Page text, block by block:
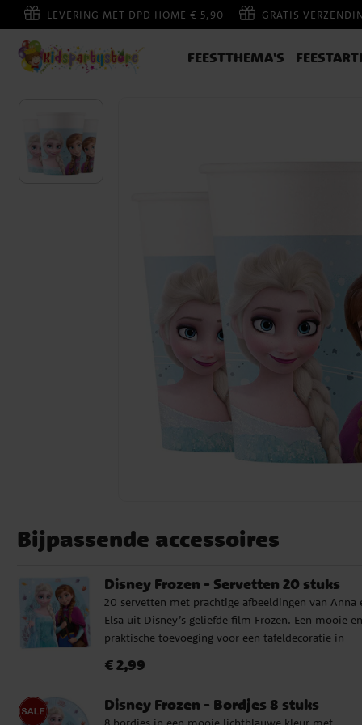
LEVERING MET DPD HOME € 5,90 GRATIS
FEESTTHEMA'S
Bijpassende accessoires
Disney Frozen - Servetten 20 stuks
20 servetten met prachtige afbeeldingen van Anna
Elsa uit Disney’s geliefde film Frozen. Een mooie en
praktische toevoeging voor een tafeldecoratie in
milieuvriendelijk FSC-gecertificeerd papier, bestaan
uitgevouwen.
Prijs :€ 2,99
€ 2,99
Disney Frozen - Bordjes 8 stuks